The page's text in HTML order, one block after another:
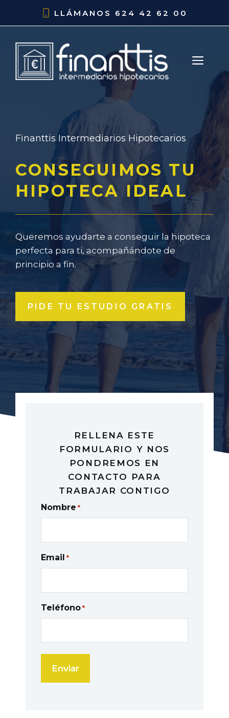
LLÁMANOS 624 42 62 00
Finanttis Intermediarios Hipotecarios
CONSEGUIMOS TU
HIPOTECA IDEAL
Queremos ayudarte a conseguir la hipoteca
perfecta para ti, acompañándote de
principio a fin.
PIDE TU ESTUDIO GRATIS
RELLENA ESTE
FORMULARIO Y NOS
PONDREMOS EN
CONTACTO PARA
TRABAJAR CONTIGO
Nombre *
Email *
Teléfono *